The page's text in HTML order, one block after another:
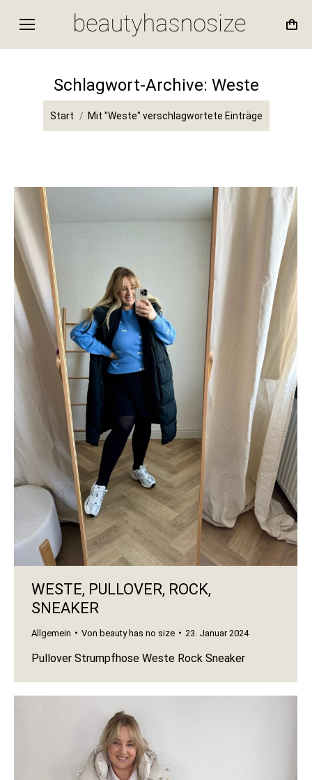
Schlagwort-Archive: Weste
Sie befinden sich hier:
Start Mit "Weste" verschlagwortete Einträge
WESTE, PULLOVER, ROCK,
SNEAKER
Allgemein Von beauty has no size 23. Januar 2024
Pullover Strumpfhose Weste Rock Sneaker